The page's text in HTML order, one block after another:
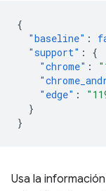
{
"baseline" :
"support" :
{
"chrome" :
"edge" :
}
}
Usa la